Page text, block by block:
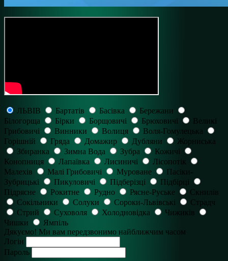
ЛЬВІВ Бартатів Басівка
Бережани
Білогорща
Бірки Борщовичі Брюховичі
Великі
Грибовичі
Винники Волиця
Воля-Гомулецька
Горішній
Гряда Домажир Дубляни
Жорниська
Збиранка
Зимна Вода Зубра
Кожичі
Конопниця
Лапаївка Лисиничі
Лісопотік
Малехів
Малі Грибовичі Муроване
Пасіки-
Зубрицькі
Пикуловичі Підберізці
Підбірці
Підрясне
Рокитне Рудно Рясне-Руське
Скнилів
Сокільники
Солуки Сороки-Львівські
Страдч
Стрий
Суховоля Холодновідка
Чижиків
Чишки
Ямпіль
Дякуємо! Ми вам передзвонимо найближчим часом
Логін
Пароль